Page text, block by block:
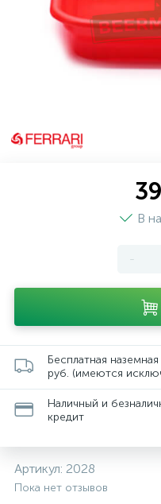
В
-
Бесплатная
руб. (имеются
Наличный и
кредит
Артикул: 2028
Пока нет отзывов